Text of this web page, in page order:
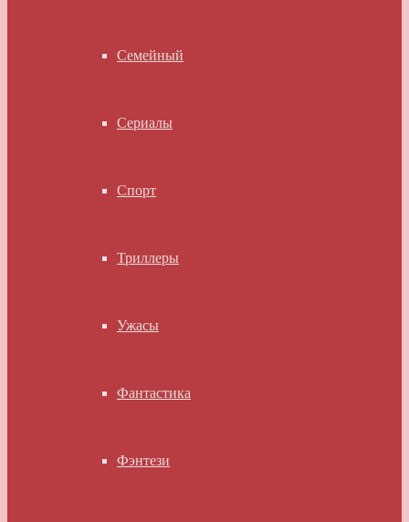
Семейный
Сериалы
Спорт
Триллеры
Ужасы
Фантастика
Фэнтези